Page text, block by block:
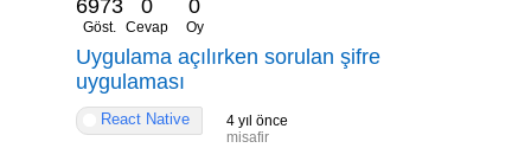
6973
Göst.
0
Cevap
0
Oy
Uygulama açılırken sorulan şifre
uygulaması
React Native
4 yıl önce
misafir